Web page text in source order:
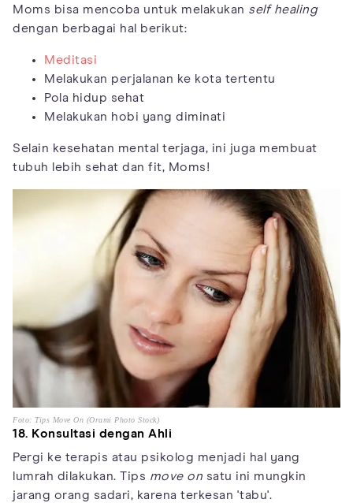
Moms bisa mencoba untuk melakukan self healing
dengan berbagai hal berikut:
Meditasi
Melakukan perjalanan ke kota tertentu
Pola hidup sehat
Melakukan hobi yang diminati
Selain kesehatan mental terjaga, ini juga membuat
tubuh lebih sehat dan fit, Moms!
Foto: Tips Move On (Orami Photo Stock)
18. Konsultasi dengan Ahli
Pergi ke terapis atau psikolog menjadi hal yang
lumrah dilakukan. Tips move on satu ini mungkin
jarang orang sadari, karena terkesan 'tabu'.